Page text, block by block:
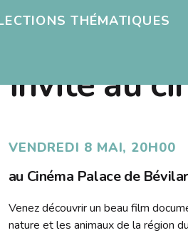
THÉMATIQUES
au
VENDREDI 8 MAI, 20H00
au Cinéma Palace de
Venez découvrir un beau film
nature et les animaux de la région